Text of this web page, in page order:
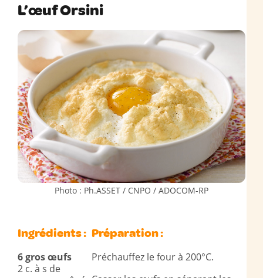
L’œuf Orsini
Photo : Ph.ASSET / CNPO / ADOCOM-RP
Ingrédients :
6 gros œufs
2 c. à s de
Préparation :
Préchauffez le four à 200°C.